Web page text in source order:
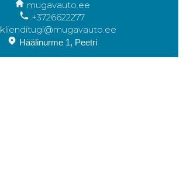
mugavauto.ee
+3726622277
klienditugi@mugavauto.ee
Häälinurme 1, Peetri